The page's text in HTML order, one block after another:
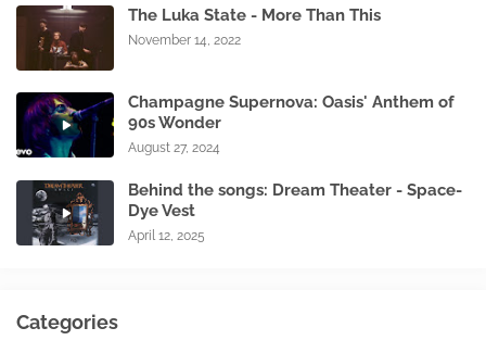
The Luka State - More Than This
November 14, 2022
Champagne Supernova: Oasis' Anthem of
90s Wonder
August 27, 2024
Behind the songs: Dream Theater - Space-
Dye Vest
April 12, 2025
Categories